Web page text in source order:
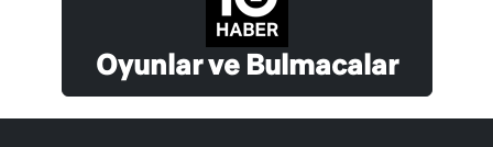
Oyunlar ve Bulmacalar